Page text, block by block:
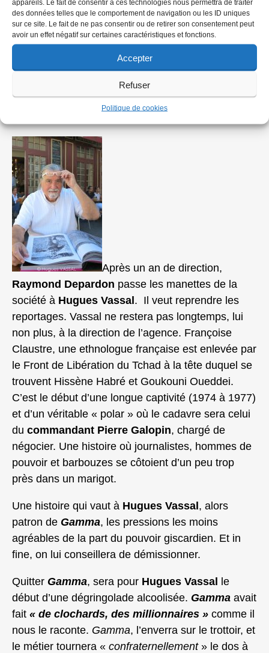
appareils. Le fait de consentir à ces technologies nous permettra de traiter
des données telles que le comportement de navigation ou les ID uniques
sur ce site. Le fait de ne pas consentir ou de retirer son consentement peut
avoir un effet négatif sur certaines caractéristiques et fonctions.
Accepter
Refuser
Politique de cookies
suivreHenrotte et toute la bande.
Après la crise, l’affaire Claustre
et la démission « forcée »
Après un an de direction,
Raymond Depardon passe les manettes de la
société à Hugues Vassal. Il veut reprendre les
reportages. Vassal ne restera pas longtemps, lui
non plus, à la direction de l’agence. Françoise
Claustre, une ethnologue française est enlevée par
le Front de Libération du Tchad à la tête duquel se
trouvent Hissène Habré et Goukouni Oueddei.
C’est le début d’une longue captivité (1974 à 1977)
et d’un véritable « polar » où le cadavre sera celui
du commandant Pierre Galopin, chargé de
négocier. Une histoire où journalistes, hommes de
pouvoir et barbouzes se côtoient d’un peu trop
près dans un marigot.
Une histoire qui vaut à Hugues Vassal, alors
patron de Gamma, les pressions les moins
agréables de la part du pouvoir giscardien. Et in
fine, on lui conseillera de démissionner.
Quitter Gamma, sera pour Hugues Vassal le
début d’une dégringolade alcoolisée. Gamma avait
fait « de clochards, des millionnaires » comme il
nous le raconte. Gamma, l’enverra sur le trottoir, et
le métier tournera « confraternellement» le dos à